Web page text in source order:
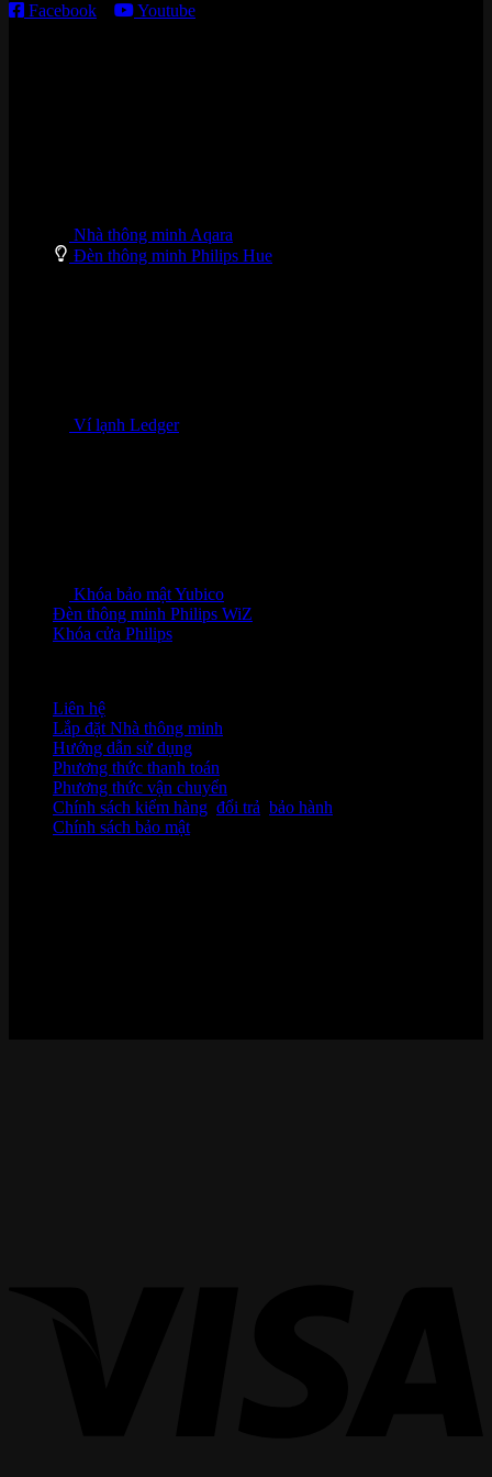
Facebook
Youtube
Nhà thông minh Aqara
Đèn thông minh Philips Hue
Ví lạnh Ledger
Khóa bảo mật Yubico
Đèn thông minh Philips WiZ
Khóa cửa Philips
Liên hệ
Lắp đặt Nhà thông minh
Hướng dẫn sử dụng
Phương thức thanh toán
Phương thức vận chuyển
Chính sách kiểm hàng đổi trả bảo hành
Chính sách bảo mật